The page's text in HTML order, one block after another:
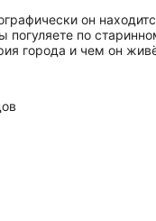
он
погуляете по
города и чем он